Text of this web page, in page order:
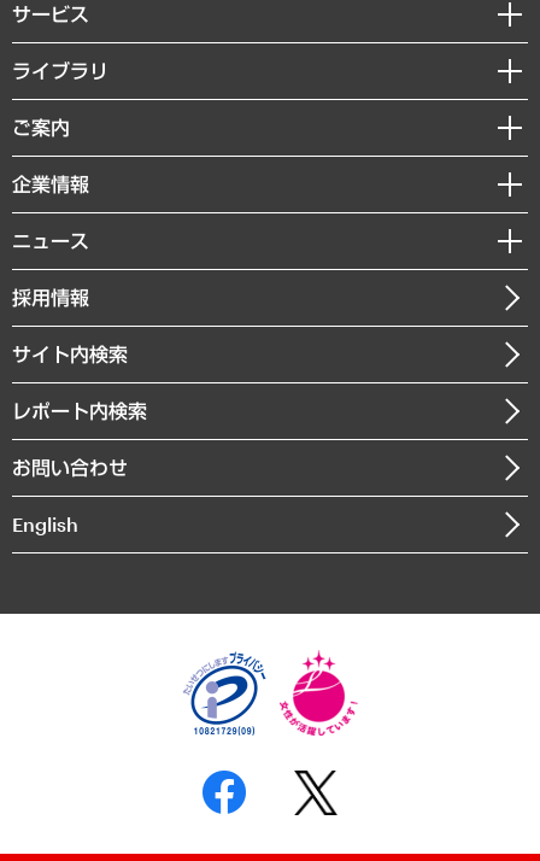
サービス
経営戦略
組織・人事戦略
デジタルイノベーション
共生・ダイバーシティ
GRC（ガバナンス・リスク・コンプライアンス）・防災（政策）
経済・産業・雇用・労働
まちづくり・観光・交通・スポーツ・スマートシティ
自然資源・農林水産業・食料システム
ライブラリ
経済調査
レポート
コラム
経営用語集
受託・受注実績（官公庁関連）
メディア掲載・出演
ご案内
セミナー・イベント情報
MUFGビジネスセミナー
受託案件情報
企業情報
私たちの想い
社長メッセージ
会社概要
沿革
組織図・本部部室紹介
インドネシア現地法人
個人情報保護方針
反社会的勢力に対する基本方針
書面による個人情報の開示等の請求の手続きについて
ニュース
ニュースリリース
お知らせ
採用情報
サイト内検索
レポート内検索
お問い合わせ
English